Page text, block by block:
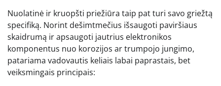
Nuolatinė ir kruopšti priežiūra taip pat turi savo griežtą
specifiką. Norint dešimtmečius išsaugoti paviršiaus
skaidrumą ir apsaugoti jautrius elektronikos
komponentus nuo korozijos ar trumpojo jungimo,
patariama vadovautis keliais labai paprastais, bet
veiksmingais principais: